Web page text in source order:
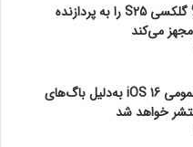
سامسونگ احتمالاً گلکسی S25 را به پردازنده
می‌کند
نسخه آزمایشی عمومی iOS 16 به‌دلیل باگ‌های
خواهد شد